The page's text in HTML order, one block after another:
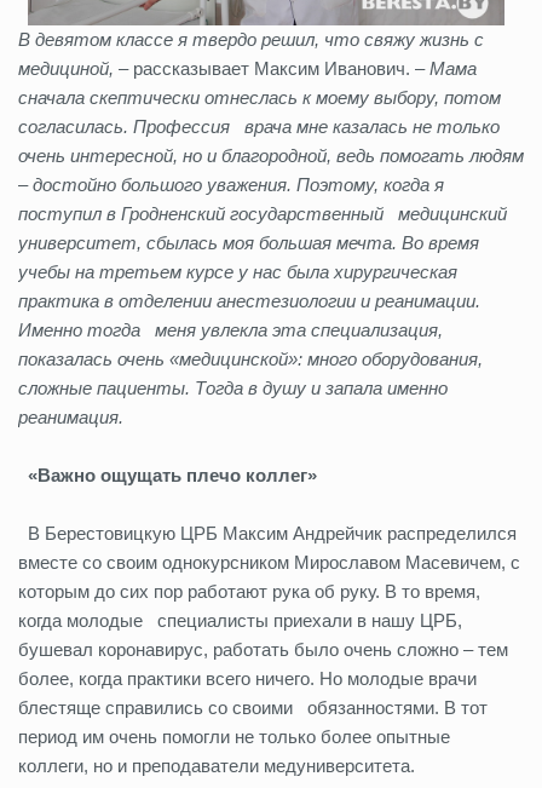
В девятом классе я твердо решил, что свяжу жизнь с
медициной, – рассказывает Максим Иванович. –Мама
сначала скептически отнеслась к моему выбору, потом
согласилась. Профессия врача мне казалась не только
очень интересной, но и благородной, ведь помогать людям
– достойно большого уважения. Поэтому, когда я
поступил в Гродненский государственный медицинский
университет, сбылась моя большая мечта. Во время
учебы на третьем курсе у нас была хирургическая
практика в отделении анестезиологии и реанимации.
Именно тогда меня увлекла эта специализация,
показалась очень «медицинской»: много оборудования,
сложные пациенты. Тогда в душу и запала именно
реанимация.
«Важно ощущать плечо коллег»
В Берестовицкую ЦРБ Максим Андрейчик распределился
вместе со своим однокурсником Мирославом Масевичем, с
которым до сих пор работают рука об руку. В то время,
когда молодые специалисты приехали в нашу ЦРБ,
бушевал коронавирус, работать было очень сложно – тем
более, когда практики всего ничего. Но молодые врачи
блестяще справились со своими обязанностями. В тот
период им очень помогли не только более опытные
коллеги, но и преподаватели медуниверситета.